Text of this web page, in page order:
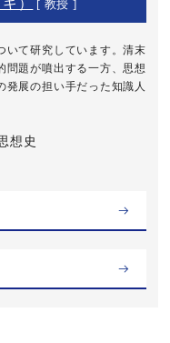
） [ 教授 ]
いて研究しています。清末
問題が噴出する一方、思想
発展の担い手だった知識人
想史